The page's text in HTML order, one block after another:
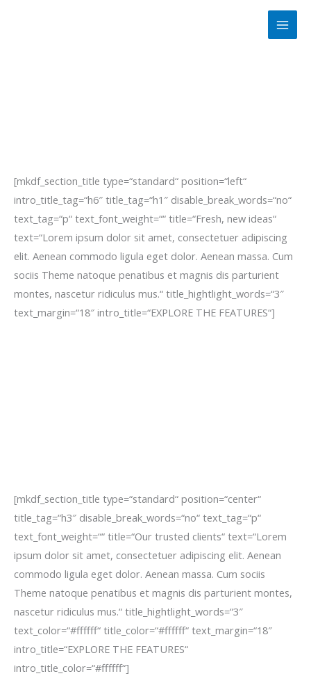
[mkdf_section_title type=“standard“ position=“left“
intro_title_tag=“h6″ title_tag=“h1″ disable_break_words=“no“
text_tag=“p“ text_font_weight=““ title=“Fresh, new ideas“
text=“Lorem ipsum dolor sit amet, consectetuer adipiscing
elit. Aenean commodo ligula eget dolor. Aenean massa. Cum
sociis Theme natoque penatibus et magnis dis parturient
montes, nascetur ridiculus mus.“ title_hightlight_words=“3″
text_margin=“18″ intro_title=“EXPLORE THE FEATURES“]
[mkdf_section_title type=“standard“ position=“center“
title_tag=“h3″ disable_break_words=“no“ text_tag=“p“
text_font_weight=““ title=“Our trusted clients“ text=“Lorem
ipsum dolor sit amet, consectetuer adipiscing elit. Aenean
commodo ligula eget dolor. Aenean massa. Cum sociis
Theme natoque penatibus et magnis dis parturient montes,
nascetur ridiculus mus.“ title_hightlight_words=“3″
text_color=“#ffffff“ title_color=“#ffffff“ text_margin=“18″
intro_title=“EXPLORE THE FEATURES“
intro_title_color=“#ffffff“]